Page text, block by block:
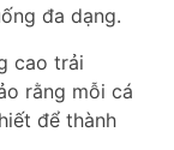
đa dạng.
cao trải
rằng mỗi cá
để thành